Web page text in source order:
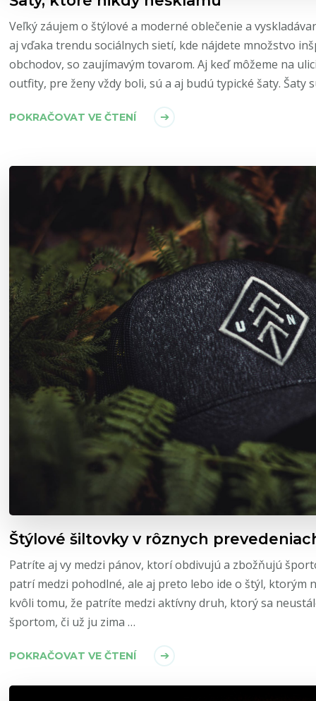
Veľký záujem o štýlové a moderné oblečenie a
aj vďaka trendu sociálnych sietí, kde nájdete množstvo
obchodov, so zaujímavým tovarom. Aj keď môžeme na
outfity, pre ženy vždy boli, sú a aj budú typické šaty.
POKRAČOVAT VE ČTENÍ
Štýlové šiltovky v rôznych
Patríte aj vy medzi pánov, ktorí obdivujú a zbožňujú
patrí medzi pohodlné, ale aj preto lebo ide o štýl, ktorým
kvôli tomu, že patríte medzi aktívny druh, ktorý sa
športom, či už ju zima …
POKRAČOVAT VE ČTENÍ